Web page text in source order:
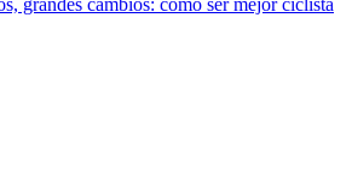
grandes cambios: cómo ser mejor ciclista